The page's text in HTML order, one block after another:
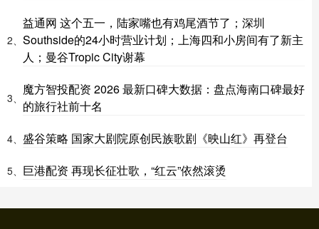
2、
益通网 这个五一，陆家嘴也有鸡尾酒节了；深圳
Southside的24小时营业计划；上海四和小房间有了新主
人；曼谷Tropic City谢幕
3、
魔方智投配资 2026 最新口碑大数据：盘点海南口碑最好
的旅行社前十名
4、 盛谷策略 国家大剧院原创民族歌剧《映山红》再登台
5、 巨港配资 再现长征壮歌，“红云”依然滚烫